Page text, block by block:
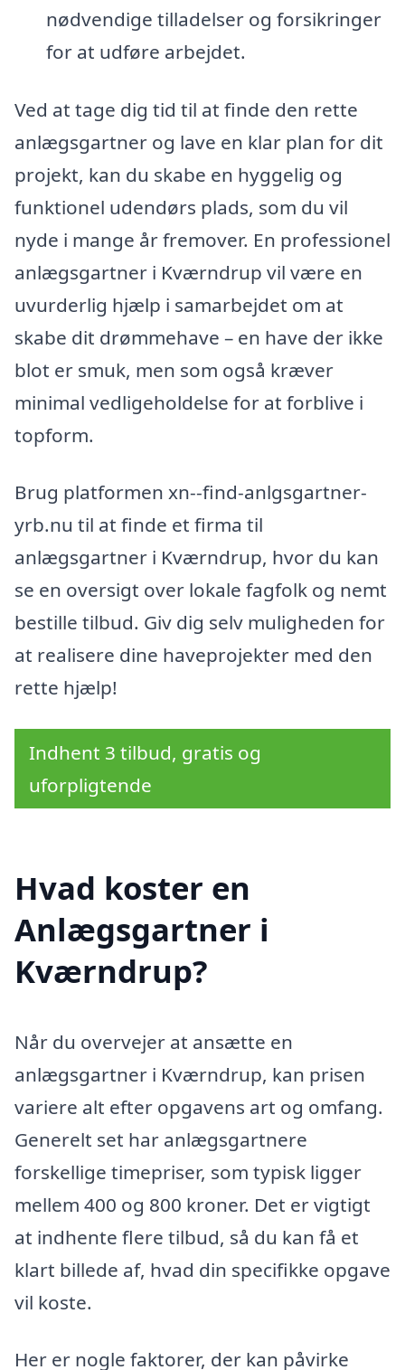
nødvendige tilladelser og forsikringer
for at udføre arbejdet.
Ved at tage dig tid til at finde den rette
anlægsgartner og lave en klar plan for dit
projekt, kan du skabe en hyggelig og
funktionel udendørs plads, som du vil
nyde i mange år fremover. En professionel
anlægsgartner i Kværndrup vil være en
uvurderlig hjælp i samarbejdet om at
skabe dit drømmehave – en have der ikke
blot er smuk, men som også kræver
minimal vedligeholdelse for at forblive i
topform.
Brug platformen xn--find-anlgsgartner-
yrb.nu til at finde et firma til
anlægsgartner i Kværndrup, hvor du kan
se en oversigt over lokale fagfolk og nemt
bestille tilbud. Giv dig selv muligheden for
at realisere dine haveprojekter med den
rette hjælp!
Indhent 3 tilbud, gratis og
uforpligtende
Hvad koster en
Anlægsgartner i
Kværndrup?
Når du overvejer at ansætte en
anlægsgartner i Kværndrup, kan prisen
variere alt efter opgavens art og omfang.
Generelt set har anlægsgartnere
forskellige timepriser, som typisk ligger
mellem 400 og 800 kroner. Det er vigtigt
at indhente flere tilbud, så du kan få et
klart billede af, hvad din specifikke opgave
vil koste.
Her er nogle faktorer, der kan påvirke